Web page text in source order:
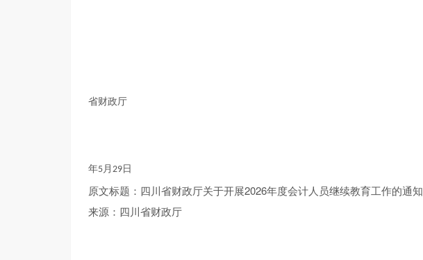
省财政厅
年5月 29 日
原文标题： 四川省财政厅关于开展2026年度会计人员继续教育工作的通知
来源：四川省财政厅